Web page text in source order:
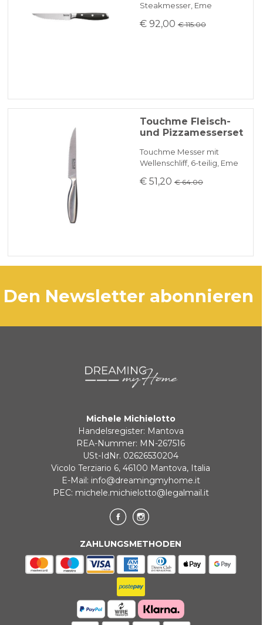
Steakmesser, Eme
€ 92,00 € 115.00
Touchme Fleisch-
und Pizzamesserset
Touchme Messer mit
Wellenschliff, 6-teilig, Eme
€ 51,20 € 64.00
den Newsletter abonnieren
Michele Michielotto
Handelsregister: Mantova
REA-Nummer: MN-267516
USt-IdNr. 02626530204
Vicolo Terziario 6, 46100 Mantova, Italia
E-Mail: info@dreamingmyhome.it
PEC: michele.michielotto@legalmail.it
ZAHLUNGSMETHODEN